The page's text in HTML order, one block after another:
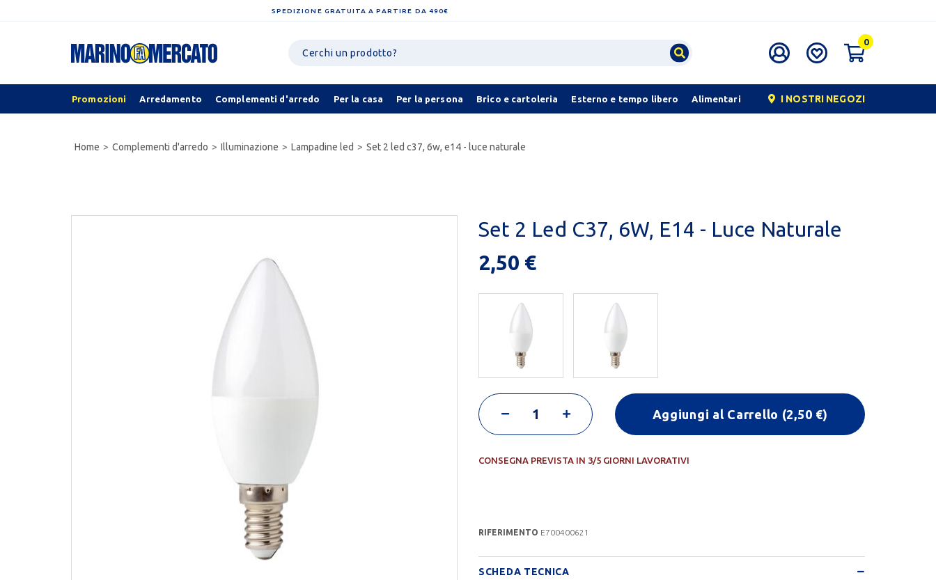
SPEDIZIONE GRATUITA A PARTIRE DA 490€
0
Promozioni Arredamento Complementi d'arredo Per la casa Per la persona Brico e cartoleria Esterno e tempo libero Alimentari I NOSTRI NEGOZI
Home Complementi d'arredo Illuminazione Lampadine led Set 2 led c37, 6w, e14 - luce naturale
Set 2 Led C37, 6W, E14 - Luce Naturale
2,50 €
Aggiungi al Carrello (2,50 €)
CONSEGNA PREVISTA IN 3/5 GIORNI LAVORATIVI
RIFERIMENTO E700400621
SCHEDA TECNICA